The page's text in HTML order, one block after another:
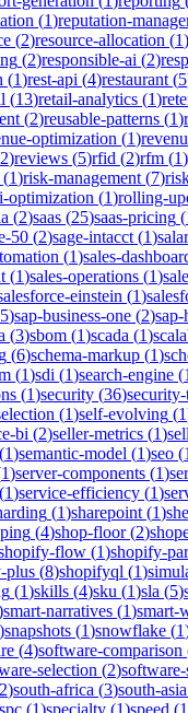
(1)reputation-
(2)resource-allocation (1)
(2)responsible-ai (2)
(1)rest-api (4)restaurant (5
(13)retail-analytics (1)
(2)reusable-patterns (1)
optimization (1)
2)reviews (5)rfid (2)rfm (1)
(1)risk-management (7)
optimization (1)rolling-
(2)saas (25)saas-pricing (
50 (2)sage-intacct (1)
(1)sales-
(1)sales-operations (1)
einstein (1)
5)sap-business-one (2)sap-
(3)sbom (1)scada (1)
(6)schema-markup (1)
(1)sdi (1)search-engine (1
(1)security (36)
(1)self-evolving (1
bi (2)seller-metrics (1)
(1)semantic-model (1)seo (
1)server-components (1)
(1)service-efficiency (1)
(1)sharepoint (1)
(4)shop-floor(2)
flow (1)shopify-
plus (8)shopifyql (1)
(1)skills (4)sku (1)sla (5)
smart-narratives (1)smart-
)snapshots (1)snowflake (1
(4)software-comparison
selection (2)
2)south-africa (3)south-asia
spc (1)specialty (1)speed (1